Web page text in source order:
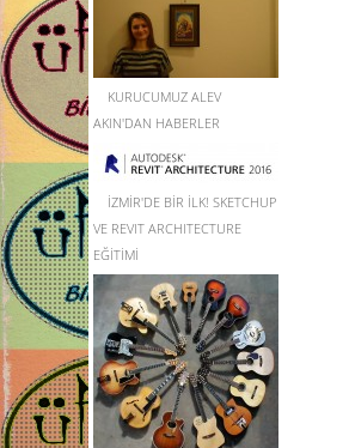
KURUCUMUZ ALEV
AKIN'DAN HABERLER
İZMİR'DE BİR İLK! SKETCHUP
VE REVIT ARCHITECTURE
EĞİTİMİ